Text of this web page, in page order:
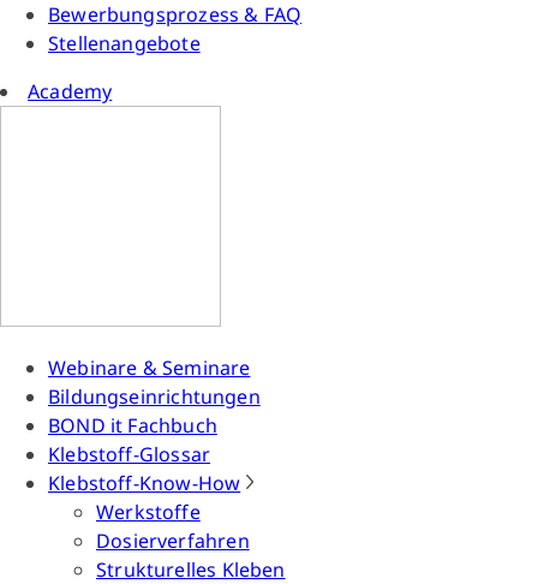
Bewerbungsprozess & FAQ
Stellenangebote
Academy
Webinare & Seminare
Bildungseinrichtungen
BOND it Fachbuch
Klebstoff-Glossar
Klebstoff-Know-How
Werkstoffe
Dosierverfahren
Strukturelles Kleben